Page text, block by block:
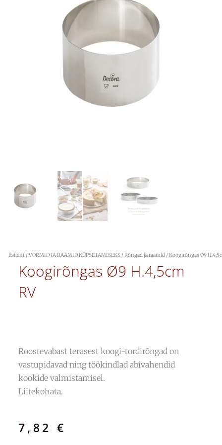
Esileht /VORMID JA RAAMID KÜPSETAMISEKS /Rõngad ja raamid / Koogirõngas Ø9
Koogirõngas Ø9 H.4,5cm
RV
Roostevabast terasest koogi-tordirõngad on
vastupidavad ning töökindlad abivahendid
kookide valmistamisel.
Liitekohata.
7,82 €